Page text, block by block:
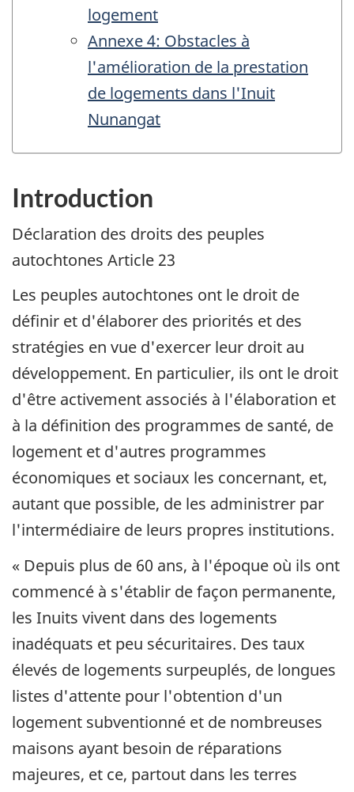
logement
Annexe 4: Obstacles à
l'amélioration de la prestation
de logements dans l'Inuit
Nunangat
Introduction
Déclaration des droits des peuples
autochtones Article 23
Les peuples autochtones ont le droit de
définir et d'élaborer des priorités et des
stratégies en vue d'exercer leur droit au
développement. En particulier, ils ont le droit
d'être activement associés à l'élaboration et
à la définition des programmes de santé, de
logement et d'autres programmes
économiques et sociaux les concernant, et,
autant que possible, de les administrer par
l'intermédiaire de leurs propres institutions.
« Depuis plus de 60 ans, à l'époque où ils ont
commencé à s'établir de façon permanente,
les Inuits vivent dans des logements
inadéquats et peu sécuritaires. Des taux
élevés de logements surpeuplés, de longues
listes d'attente pour l'obtention d'un
logement subventionné et de nombreuses
maisons ayant besoin de réparations
majeures, et ce, partout dans les terres